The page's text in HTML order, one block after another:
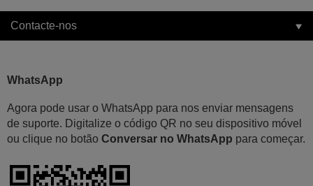
Contacte-nos
WhatsApp
Agora pode usar o WhatsApp para nos enviar mensagens
de suporte. Digitalize o código QR no seu dispositivo móvel
ou clique no botão Conversar no WhatsApp para começar.